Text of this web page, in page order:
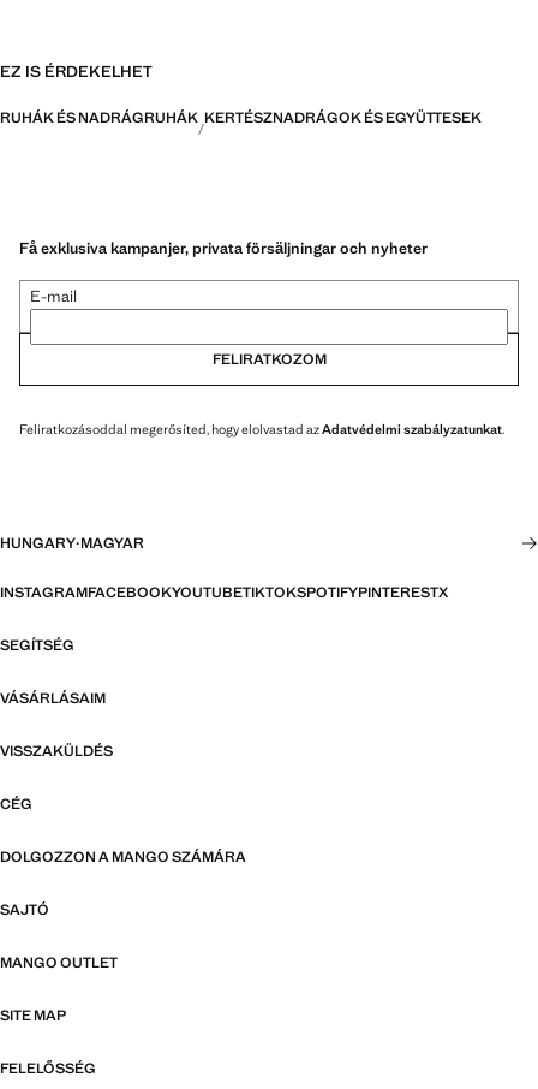
EZ IS ÉRDEKELHET
RUHÁK ÉS NADRÁGRUHÁK KERTÉSZNADRÁGOK ÉS EGYÜTTESEK
Få exklusiva kampanjer, privata försäljningar och nyheter
E-mail
FELIRATKOZOM
Feliratkozásoddal megerősíted, hogy elolvastad azAdatvédelmi szabályzatunkat.
HUNGARY·MAGYAR
INSTAGRAMFACEBOOKYOUTUBETIKTOKSPOTIFYPINTERESTX
SEGÍTSÉG
VÁSÁRLÁSAIM
VISSZAKÜLDÉS
CÉG
DOLGOZZON A MANGO SZÁMÁRA
SAJTÓ
MANGO OUTLET
SITE MAP
FELELŐSSÉG